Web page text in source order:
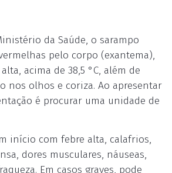
da Saúde, o sarampo
pelo corpo (exantema),
acima de 38,5 °C, além de
nos olhos e coriza. Ao apresentar
é procurar uma unidade de
início com febre alta, calafrios,
dores musculares, náuseas,
Em casos graves, pode